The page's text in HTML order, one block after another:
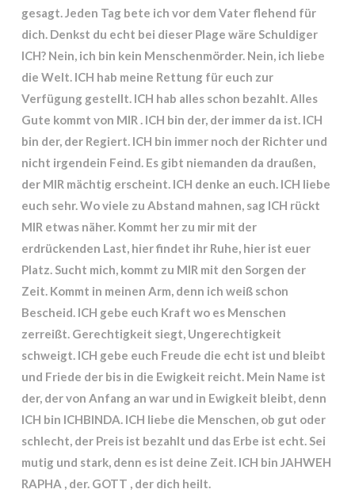
gesagt. Jeden Tag bete ich vor dem Vater flehend für
dich. Denkst du echt bei dieser Plage wäre Schuldiger
ICH? Nein, ich bin kein Menschenmörder. Nein, ich liebe
die Welt. ICH hab meine Rettung für euch zur
Verfügung gestellt. ICH hab alles schon bezahlt. Alles
Gute kommt von MIR . ICH bin der, der immer da ist. ICH
bin der, der Regiert. ICH bin immer noch der Richter und
nicht irgendein Feind. Es gibt niemanden da draußen,
der MIR mächtig erscheint. ICH denke an euch. ICH liebe
euch sehr. Wo viele zu Abstand mahnen, sag ICH rückt
MIR etwas näher. Kommt her zu mir mit der
erdrückenden Last, hier findet ihr Ruhe, hier ist euer
Platz. Sucht mich, kommt zu MIR mit den Sorgen der
Zeit. Kommt in meinen Arm, denn ich weiß schon
Bescheid. ICH gebe euch Kraft wo es Menschen
zerreißt. Gerechtigkeit siegt, Ungerechtigkeit
schweigt. ICH gebe euch Freude die echt ist und bleibt
und Friede der bis in die Ewigkeit reicht. Mein Name ist
der, der von Anfang an war und in Ewigkeit bleibt, denn
ICH bin ICHBINDA. ICH liebe die Menschen, ob gut oder
schlecht, der Preis ist bezahlt und das Erbe ist echt. Sei
mutig und stark, denn es ist deine Zeit. ICH bin JAHWEH
RAPHA , der. GOTT , der dich heilt.